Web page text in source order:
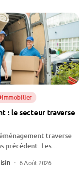
Immobilier
: le secteur traverse
traverse
précédent. Les
6 Août 2026